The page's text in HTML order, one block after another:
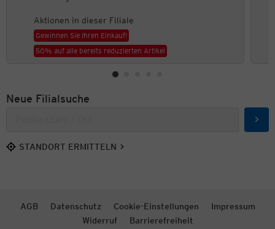
Aktionen in dieser Filiale
Gewinnen Sie Ihren Einkauf!
50% auf alle bereits reduzierten Artikel
Neue Filialsuche
STANDORT ERMITTELN
AGB Datenschutz Cookie-Einstellungen
Impressum
Widerruf
Barrierefreiheit